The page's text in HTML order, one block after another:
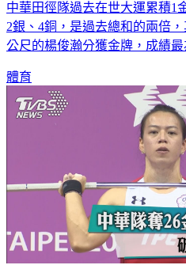
中華田徑隊過去在世大運累積1
2銀、4銅，是過去總和的兩倍
公尺的楊俊瀚分獲金牌，成績最
體育